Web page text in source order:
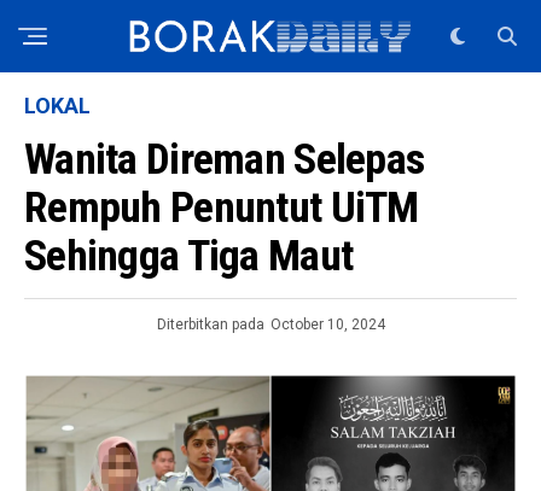
LOKAL
Wanita Direman Selepas
Rempuh Penuntut UiTM
Sehingga Tiga Maut
Diterbitkan pada October 10, 2024